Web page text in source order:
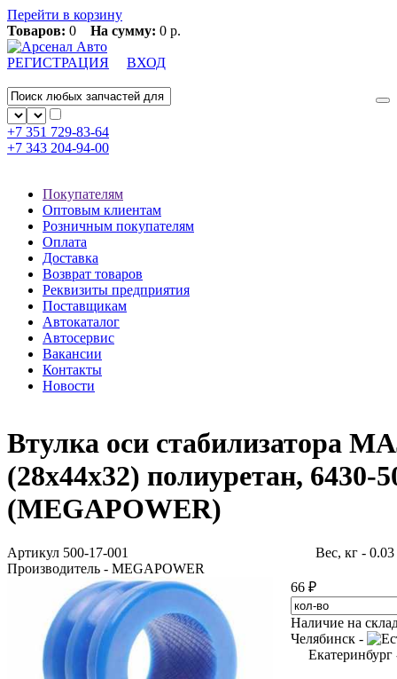
Перейти в корзину
Товаров: 0 На сумму: 0 р.
РЕГИСТРАЦИЯ ВХОД
+7 351 729-83-64
+7 343 204-94-00
Покупателям
Оптовым клиентам
Розничным покупателям
Оплата
Доставка
Возврат товаров
Реквизиты предприятия
Поставщикам
Автокаталог
Автосервис
Вакансии
Контакты
Новости
Втулка оси стабилизатора
(28х44х32) полиуретан, 6430-
(MEGAPOWER)
Артикул 500-17-001
Производитель - MEGAPOWER
Вес, кг -
66 ₽
Наличие на
Челябинск -